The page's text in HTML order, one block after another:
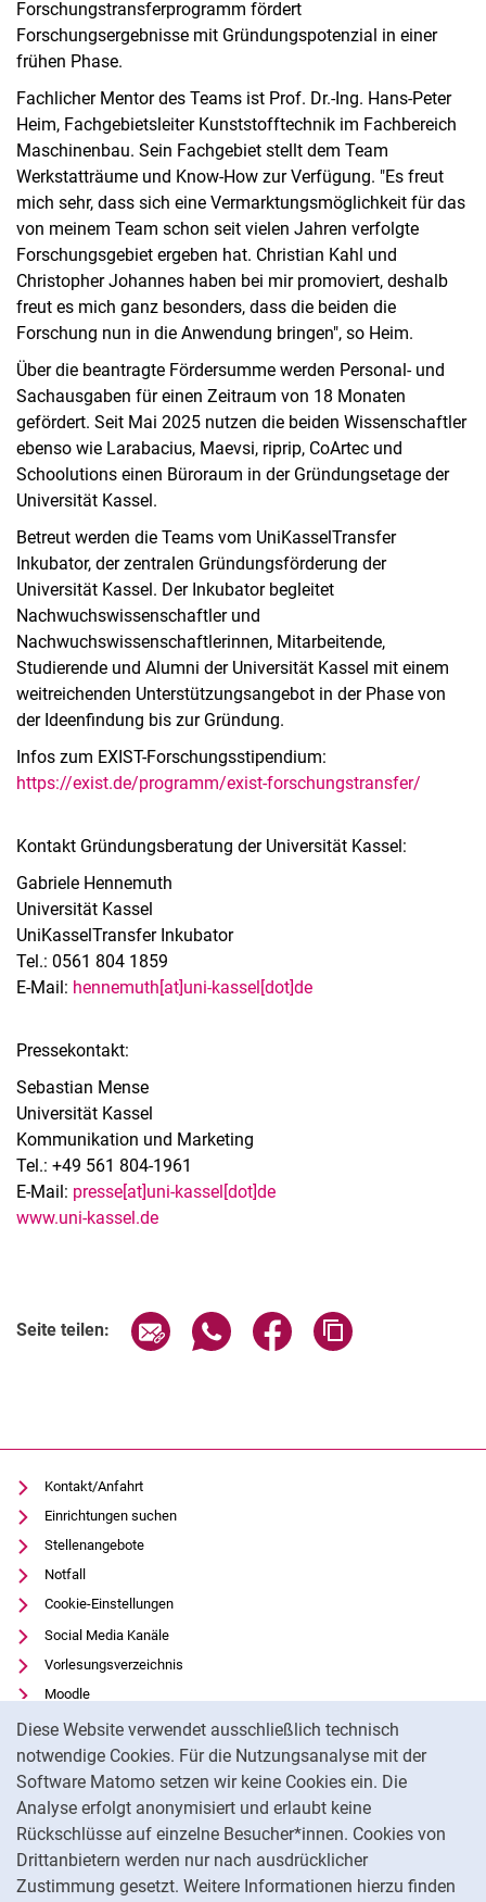
Diese Website verwendet ausschließlich technisch
notwendige Cookies. Für die Nutzungsanalyse mit der
Software Matomo setzen wir keine Cookies ein. Die
Analyse erfolgt anonymisiert und erlaubt keine
Rückschlüsse auf einzelne Besucher*innen. Cookies von
Drittanbietern werden nur nach ausdrücklicher
Zustimmung gesetzt. Weitere Informationen hierzu finden
Forschungstransferprogramm fördert
Forschungsergebnisse mit Gründungspotenzial in einer
frühen Phase.
Fachlicher Mentor des Teams ist Prof. Dr.-Ing. Hans-Peter
Heim, Fachgebietsleiter Kunststofftechnik im Fachbereich
Maschinenbau. Sein Fachgebiet stellt dem Team
Werkstatträume und Know-How zur Verfügung. "Es freut
mich sehr, dass sich eine Vermarktungsmöglichkeit für das
von meinem Team schon seit vielen Jahren verfolgte
Forschungsgebiet ergeben hat. Christian Kahl und
Christopher Johannes haben bei mir promoviert, deshalb
freut es mich ganz besonders, dass die beiden die
Forschung nun in die Anwendung bringen", so Heim.
Über die beantragte Fördersumme werden Personal- und
Sachausgaben für einen Zeitraum von 18 Monaten
gefördert. Seit Mai 2025 nutzen die beiden Wissenschaftler
ebenso wie Larabacius, Maevsi, riprip, CoArtec und
Schoolutions einen Büroraum in der Gründungsetage der
Universität Kassel.
Betreut werden die Teams vom UniKasselTransfer
Inkubator, der zentralen Gründungsförderung der
Universität Kassel. Der Inkubator begleitet
Nachwuchswissenschaftler und
Nachwuchswissenschaftlerinnen, Mitarbeitende,
Studierende und Alumni der Universität Kassel mit einem
weitreichenden Unterstützungsangebot in der Phase von
der Ideenfindung bis zur Gründung.
Infos zum EXIST-Forschungsstipendium:
https://exist.de/programm/exist-forschungstransfer/
Kontakt Gründungsberatung der Universität Kassel:
Gabriele Hennemuth
Universität Kassel
UniKasselTransfer Inkubator
Tel.: 0561 804 1859
E-Mail: hennemuth[at]uni-kassel[dot]de
Pressekontakt:
Sebastian Mense
Universität Kassel
Kommunikation und Marketing
Tel.: +49 561 804-1961
E-Mail: presse[at]uni-kassel[dot]de
www.uni-kassel.de
Seite teilen: Seite über E-Mail teilen
Seite über WhatsApp teilen
Seite über Facebook
Kontakt/Anfahrt
Einrichtungen suchen
Stellenangebote
Notfall
Cookie-Einstellungen
Social Media Kanäle
Vorlesungsverzeichnis
Moodle
Panopto
Universitätsbibliothek
Datenschutz
Barrierefreiheit
Transparenter KI-Einsatz